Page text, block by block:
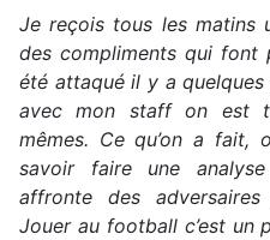
Je reçois tous les matins
des compliments qui font
été attaqué il y a quelques
avec mon staff on est
mêmes. Ce qu’on a
savoir faire une
affronte des
Jouer au football c’est un